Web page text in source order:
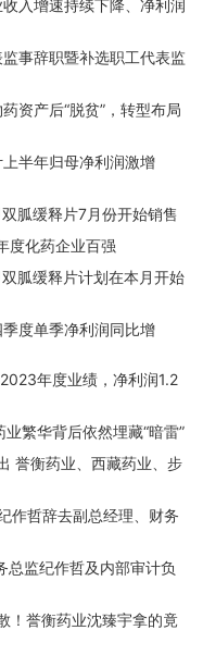
入增速持续下降、净利润
事辞职暨补选职工代表监
资产后“脱贫”，转型布局
半年归母净利润激增
胍缓释片7月份开始销售
度化药企业百强
胍缓释片计划在本月开始
度单季净利润同比增
年度业绩，净利润1.2
繁华背后依然埋藏“暗雷”
誉衡药业、西藏药业、步
作哲辞去副总经理、财务
总监纪作哲及内部审计负
！誉衡药业沈臻宇拿的竟